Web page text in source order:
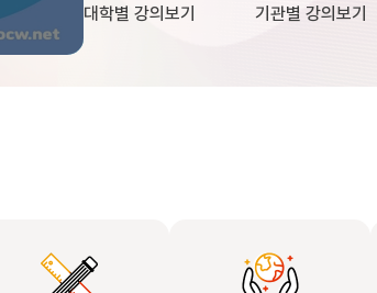
대학별 강의보기 기관별 강의보기